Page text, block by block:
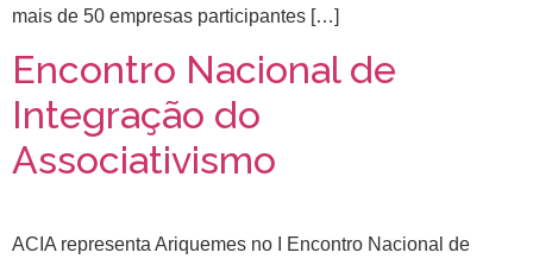
mais de 50 empresas participantes […]
Encontro Nacional de
Integração do
Associativismo
ACIA representa Ariquemes no I Encontro Nacional de